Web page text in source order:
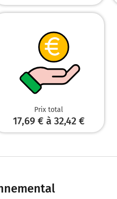
Prix total
17,69 € à 32,42 €